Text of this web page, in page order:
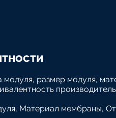
размер модуля,
Материал мембраны,